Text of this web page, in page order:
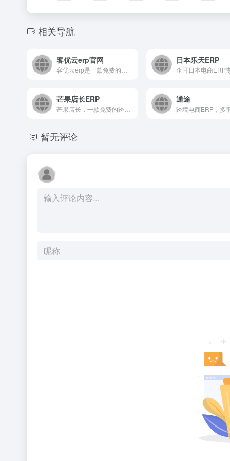
相关导航
客优云erp官网 日本乐天ERP
芒果店长ERP 通途
暂无评论